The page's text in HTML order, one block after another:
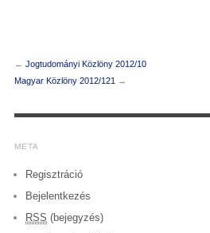
← Jogtudományi Közlöny 2012/10
Magyar Közlöny 2012/121 →
META
Regisztráció
Bejelentkezés
RSS (bejegyzés)